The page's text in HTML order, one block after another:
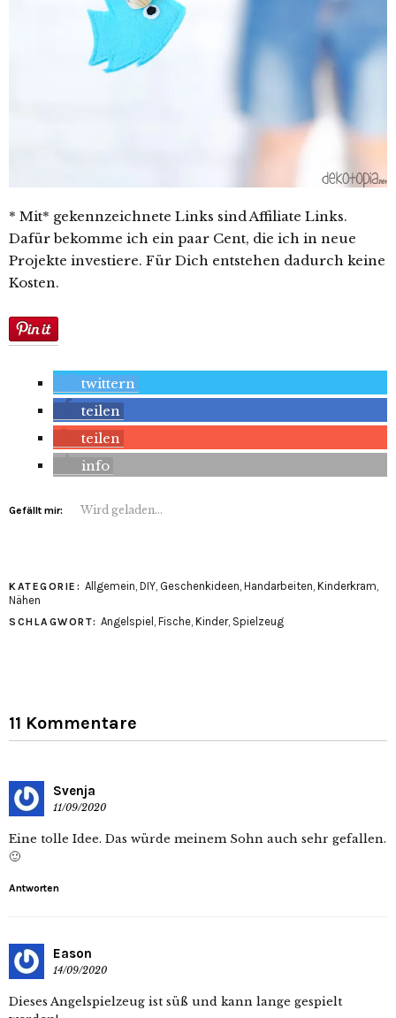
* Mit* gekennzeichnete Links sind Affiliate Links.
Dafür bekomme ich ein paar Cent, die ich in neue
Projekte investiere. Für Dich entstehen dadurch keine
Kosten.
twittern
teilen
teilen
info
Gefällt mir: Wird geladen...
KATEGORIE: Allgemein, DIY, Geschenkideen, Handarbeiten, Kinderkram,
Nähen
SCHLAGWORT: Angelspiel , Fische, Kinder, Spielzeug
11 Kommentare
Svenja
11/09/2020
Eine tolle Idee. Das würde meinem Sohn auch sehr gefallen.
🙂
Antworten
Eason
14/09/2020
Dieses Angelspielzeug ist süß und kann lange gespielt